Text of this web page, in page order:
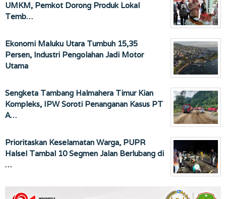
UMKM, Pemkot Dorong Produk Lokal
Temb…
Ekonomi Maluku Utara Tumbuh 15,35
Persen, Industri Pengolahan Jadi Motor
Utama
Sengketa Tambang Halmahera Timur Kian
Kompleks, IPW Soroti Penanganan Kasus PT
A…
Prioritaskan Keselamatan Warga, PUPR
Halsel Tambal 10 Segmen Jalan Berlubang di
…